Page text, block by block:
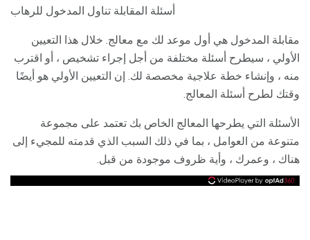
أسئلة المقابلة تناول المدخول للرهاب
مقابلة المدخول هي أول موعد لك مع معالج. خلال هذا التعيين
الأولي ، سيطرح أسئلة مختلفة من أجل إجراء تشخيص ، أو اقترب
منه ، وإنشاء خطة علاجية مخصصة لك. إن التعيين الأولي هو أيضًا
وقتك لطرح أسئلة المعالج.
الأسئلة التي يطرحها المعالج الخاص بك تعتمد على مجموعة
متنوعة من العوامل ، بما في ذلك السبب الذي قدمته للمجيء إلى
هناك ، وعمرك ، وأية ظروف موجودة من قبل.